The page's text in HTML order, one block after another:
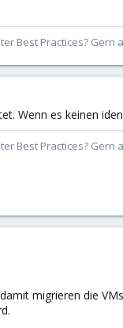
Best Practices?
Wenn es keinen
Best Practices?
migrieren die